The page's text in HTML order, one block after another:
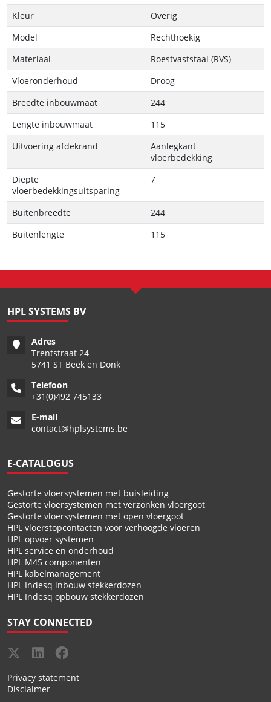
Kleur
Overig
Model
Rechthoekig
Materiaal
Roestvaststaal (RVS)
Vloeronderhoud
Droog
Breedte inbouwmaat
244
Lengte inbouwmaat
115
Uitvoering afdekrand
Aanlegkant
vloerbedekking
Diepte
vloerbedekkingsuitsparing
7
Buitenbreedte
244
Buitenlengte
115
HPL SYSTEMS BV
Adres
Trentstraat 24
5741 ST Beek en Donk
Telefoon
+31(0)492 745133
E-mail
contact@hplsystems.be
E-CATALOGUS
Gestorte vloersystemen met buisleiding
Gestorte vloersystemen met verzonken vloergoot
Gestorte vloersystemen met open vloergoot
HPL vloerstopcontacten voor verhoogde vloeren
HPL opvoer systemen
HPL service en onderhoud
HPL M45 componenten
HPL kabelmanagement
HPL Indesq inbouw stekkerdozen
HPL Indesq opbouw stekkerdozen
STAY CONNECTED
Privacy statement
Disclaimer